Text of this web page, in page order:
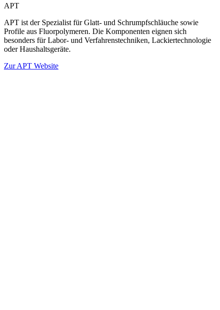
APT
APT ist der Spezialist für Glatt- und Schrumpfschläuche sowie
Profile aus Fluorpolymeren. Die Komponenten eignen sich
besonders für Labor- und Verfahrenstechniken, Lackiertechnologie
oder Haushaltsgeräte.
Zur APT Website